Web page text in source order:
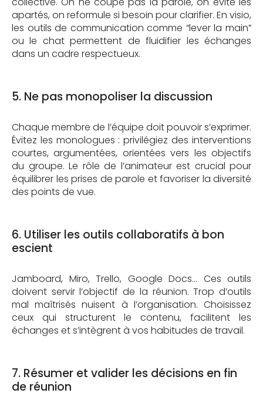
apartés, on reformule si besoin pour clarifier. En visio,
les outils de communication comme “lever la main”
ou le chat permettent de fluidifier les échanges
dans un cadre respectueux.
5. Ne pas monopoliser la discussion
Chaque membre de l’équipe doit pouvoir s’exprimer.
Évitez les monologues : privilégiez des interventions
courtes, argumentées, orientées vers les objectifs
du groupe. Le rôle de l’animateur est crucial pour
équilibrer les prises de parole et favoriser la diversité
des points de vue.
6. Utiliser les outils collaboratifs à bon
escient
Jamboard, Miro, Trello, Google Docs... Ces outils
doivent servir l’objectif de la réunion. Trop d’outils
mal maîtrisés nuisent à l’organisation. Choisissez
ceux qui structurent le contenu, facilitent les
échanges et s’intègrent à vos habitudes de travail.
7. Résumer et valider les décisions en fin
de réunion